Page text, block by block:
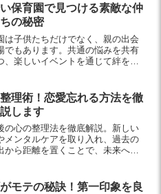
保育園で見つける素敵な仲
の秘密
は子供たちだけでなく、親の出会
でもあります。共通の悩みを共有
、楽しいイベントを通じて絆を深
みませんか？
理術！恋愛忘れる方法を徹
します
の心の整理法を徹底解説。新しい
メンタルケアを取り入れ、過去の
から距離を置くことで、未来への
。モテの秘訣！第一印象を良